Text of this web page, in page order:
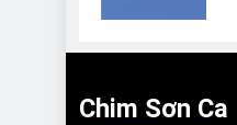
Chim Sơn Ca